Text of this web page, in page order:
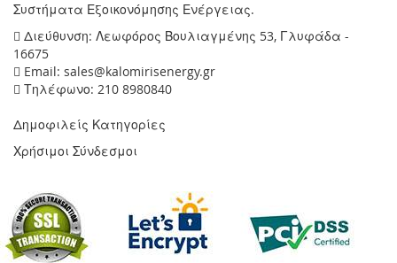
Συστήματα Εξοικονόμησης Ενέργειας.
Διεύθυνση: Λεωφόρος Βουλιαγμένης 53, Γλυφάδα -
16675
Email: sales@kalomirisenergy.gr
Τηλέφωνο: 210 8980840
Δημοφιλείς Κατηγορίες
Χρήσιμοι Σύνδεσμοι